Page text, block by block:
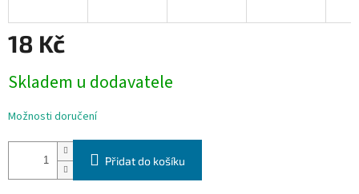
18 Kč
cena:
Skladem u dodavatele
Možnosti doručení
Přidat do košíku